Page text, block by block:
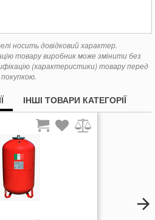
носить довідковий характер.
товару виробник може змінити без
(характеристики) товару перед
покупкою.
ІНШІ ТОВАРИ КАТЕГОРІЇ